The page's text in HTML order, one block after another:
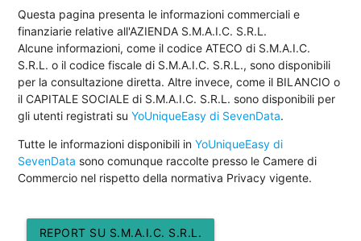
Questa pagina presenta le informazioni commerciali e
finanziarie relative all'AZIENDA S.M.A.I.C. S.R.L.
Alcune informazioni, come il codice ATECO di S.M.A.I.C.
S.R.L. o il codice fiscale di S.M.A.I.C. S.R.L., sono disponibili
per la consultazione diretta. Altre invece, come il BILANCIO o
il CAPITALE SOCIALE di S.M.A.I.C. S.R.L. sono disponibili per
gli utenti registrati suYoUniqueEasy di SevenData.
Tutte le informazioni disponibili inYoUniqueEasy di
SevenData sono comunque raccolte presso le Camere di
Commercio nel rispetto della normativa Privacy vigente.
REPORT SU S.M.A.I.C. S.R.L.